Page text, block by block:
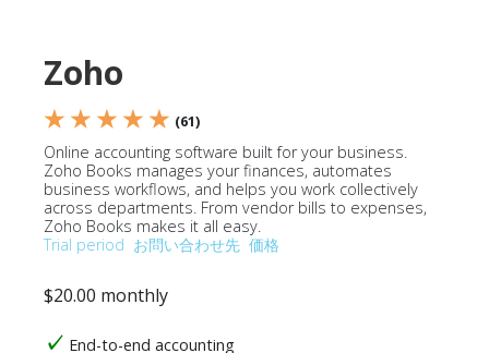
Zoho
★ ★ ★ ★ ★ (61)
Online accounting software built for your business.
Zoho Books manages your finances, automates
business workflows, and helps you work collectively
across departments. From vendor bills to expenses,
Zoho Books makes it all easy.
Trial period お問い合わせ先 価格
$20.00 monthly
End-to-end accounting